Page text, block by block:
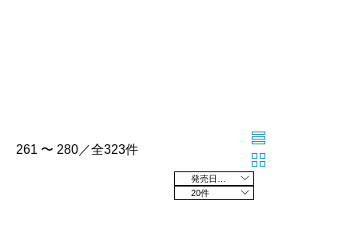
261 〜 280／全323件
20件